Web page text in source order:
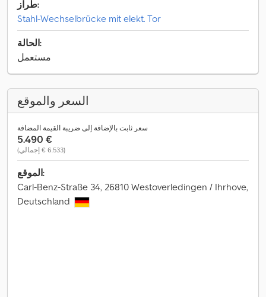
طراز:
Stahl-Wechselbrücke mit elekt. Tor
الحالة:
مستعمل
السعر والموقع
سعر ثابت بالإضافة إلى ضريبة القيمة المضافة
‏5.490 €
(‏6.533 € إجمالي)
الموقع:
Carl-Benz-Straße 34, 26810 Westoverledingen / Ihrhove,
Deutschland